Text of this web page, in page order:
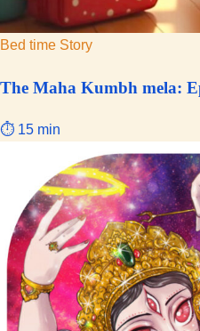
Bed time Story
The Maha Kumbh mela:
⏱ 15 min